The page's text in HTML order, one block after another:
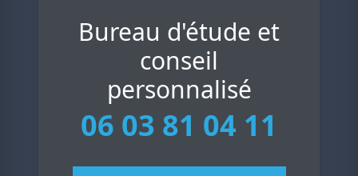
Bureau d'étude et
conseil
personnalisé
06 03 81 04 11